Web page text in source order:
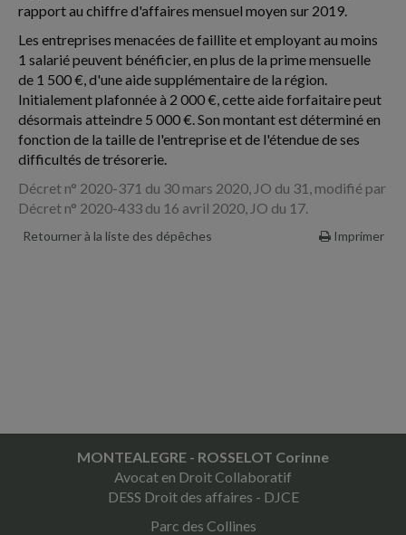
rapport au chiffre d'affaires mensuel moyen sur 2019.
Les entreprises menacées de faillite et employant au moins
1 salarié peuvent bénéficier, en plus de la prime mensuelle
de 1 500 €, d'une aide supplémentaire de la région.
Initialement plafonnée à 2 000 €, cette aide forfaitaire peut
désormais atteindre 5 000 €. Son montant est déterminé en
fonction de la taille de l'entreprise et de l'étendue de ses
difficultés de trésorerie.
Décret n° 2020-371 du 30 mars 2020, JO du 31, modifié par
Décret n° 2020-433 du 16 avril 2020, JO du 17.
Retourner à la liste des dépêches Imprimer
MONTEALEGRE - ROSSELOT Corinne
Avocat en Droit Collaboratif
DESS Droit des affaires - DJCE
Parc des Collines